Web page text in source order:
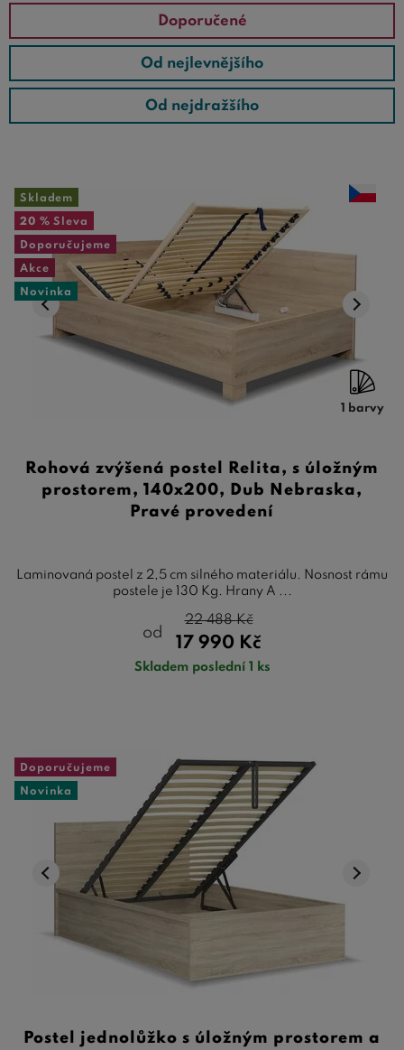
Doporučené
Od nejlevnějšího
Od nejdražšího
Skladem
20 % Sleva
Doporučujeme
Akce
Novinka
1 barvy
Rohová zvýšená postel Relita, s úložným
prostorem, 140x200, Dub Nebraska,
Pravé provedení
Laminovaná postel z 2,5 cm silného materiálu. Nosnost rámu
postele je 130 Kg. Hrany A ...
od
17 990 Kč
22 488Kč
Skladem poslední 1 ks
Doporučujeme
Novinka
Postel jednolůžko s úložným prostorem a